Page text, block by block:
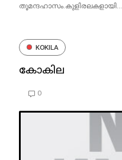
തൂമന്ദഹാസം.കുളിരലകളായി...
KOKILA
കോകില
0